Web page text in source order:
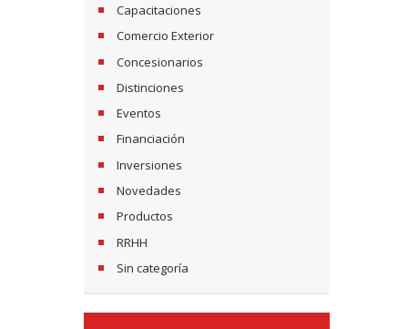
Capacitaciones
Comercio Exterior
Concesionarios
Distinciones
Eventos
Financiación
Inversiones
Novedades
Productos
RRHH
Sin categoría